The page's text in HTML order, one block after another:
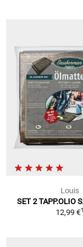
Louis
SET 2 TAPP.OLIO
12,99 €1